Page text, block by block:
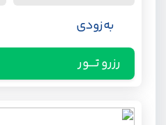
به زودی
رزرو تـــور